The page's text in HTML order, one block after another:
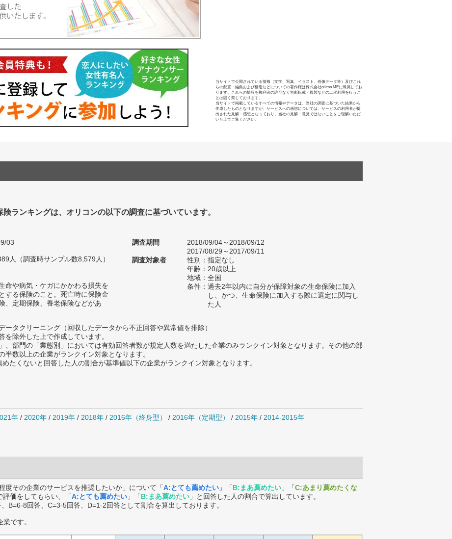
当サイトで公開されている情報（文字、写真、イラスト、画像データ等）及びこれ
らの配置・編集および構造などについての著作権は株式会社oricon MEに帰属してお
ります。これらの情報を権利者の許可なく無断転載・複製などの二次利用を行うこ
とは固く禁じております。
当サイトで掲載しているすべての情報やデータは、当社の調査に基づいた結果から
作成したものとなりますが、サービスへの感想については、サービスの利用者が提
出された見解・感想となっており、当社の見解・意見ではないことをご理解いただ
いた上でご覧ください。
険ランキングは、オリコンの以下の調査に基づいています。
03
人（調査時サンプル数8,579人）
命や病気・ケガにかかわる損失を
する保険のこと。死亡時に保険金
、定期保険、養老保険などがあ
調査期間
2018/09/04～2018/09/12
2017/08/29～2017/09/11
調査対象者
性別：指定なし
年齢：20歳以上
地域：全国
条件：過去2年以内に自分が保障対象の生命保険に加入
し、かつ、生命保険に加入する際に選定に関与し
た人
タクリーニング（回収したデータから不正回答や異常値を排除）
除外した上で作成しています。
部門の「業態別」においては有効回答者数が規定人数を満たした企業のみランクイン対象となります。その他の部
半数以上の企業がランクイン対象となります。
たくないと回答した人の割合が基準値以下の企業がランクイン対象となります。
年 / 2020年 / 2019年 / 2018年 / 2016年（終身型） / 2016年（定期型） / 2015年 / 2014-2015年
度その企業のサービスを推奨したいか」について「A:とても薦めたい 」「B:まあ薦めたい 」「C:あまり薦めたくな
評価をしてもらい、「A:とても薦めたい 」「B:まあ薦めたい 」と回答した人の割合で算出しています。
B=6-8回答、C=3-5回答、D=1-2回答として割合を算出しております。
です。